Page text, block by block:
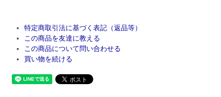
特定商取引法に基づく表記（返品等）
この商品を友達に教える
この商品について問い合わせる
買い物を続ける